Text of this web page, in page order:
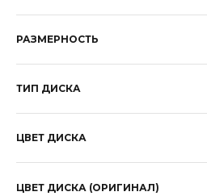
РАЗМЕРНОСТЬ
ТИП ДИСКА
ЦВЕТ ДИСКА
ЦВЕТ ДИСКА (ОРИГИНАЛ)